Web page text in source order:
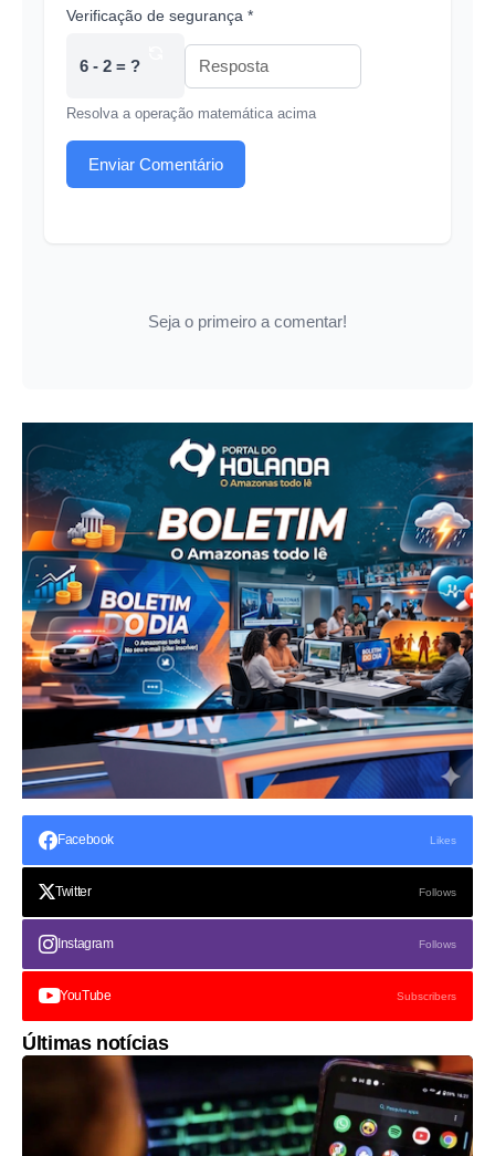
Verificação de segurança *
6 - 2 = ?
Resolva a operação matemática acima
Enviar Comentário
Seja o primeiro a comentar!
Facebook Likes
Twitter Follows
Instagram Follows
YouTube Subscribers
Últimas notícias